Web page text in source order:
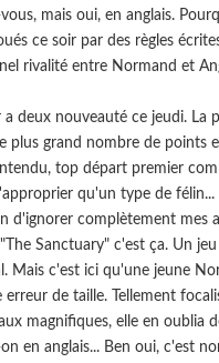
mais oui, en anglais.
ce soir par des règles
rivalité entre Normand et
deux nouveauté ce jeudi. La
plus grand nombre de
top départ premier
qu'un type de
d'ignorer complètement
Sanctuary" c'est ça. Un
Mais c'est ici qu'une jeune
de taille. Tellement
magnifiques, elle en oublia
en anglais... Ben oui, c'est